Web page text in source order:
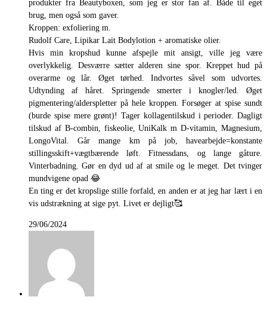
produkter fra Beautyboxen, som jeg er stor fan af. Både til eget
brug, men også som gaver.
Kroppen: exfoliering m.
Rudolf Care, Lipikar Lait Bodylotion + aromatiske olier.
Hvis min kropshud kunne afspejle mit ansigt, ville jeg være
overlykkelig. Desværre sætter alderen sine spor. Kreppet hud på
overarme og lår. Øget tørhed. Indvortes såvel som udvortes.
Udtynding af håret. Springende smerter i knogler/led. Øget
pigmentering/alderspletter på hele kroppen. Forsøger at spise sundt
(burde spise mere grønt)! Tager kollagentilskud i perioder. Dagligt
tilskud af B-combin, fiskeolie, UniKalk m D-vitamin, Magnesium,
LongoVital. Går mange km på job, havearbejde=konstante
stillingsskift+vægtbærende løft. Fitnessdans, og lange gåture.
Vinterbadning. Gør en dyd ud af at smile og le meget. Det tvinger
mundvigene opad 😂
En ting er det kropslige stille forfald, en anden er at jeg har lært i en
vis udstrækning at sige pyt. Livet er dejligt🥰
29/06/2024